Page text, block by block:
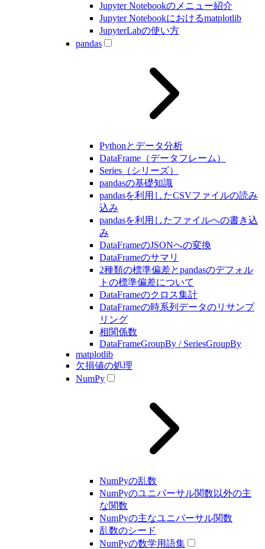
Jupyter Notebookのメニュー紹介
Jupyter Notebookにおけるmatplotlib
JupyterLabの使い方
pandas
Pythonとデータ分析
DataFrame（データフレーム）
Series（シリーズ）
pandasの基礎知識
pandasを利用したCSVファイルの読み
込み
pandasを利用したファイルへの書き込
み
DataFrameのJSONへの変換
DataFrameのサマリ
2種類の標準偏差とpandasのデフォル
トの標準偏差について
DataFrameのクロス集計
DataFrameの時系列データのリサンプ
リング
相関係数
DataFrameGroupBy / SeriesGroupBy
matplotlib
欠損値の処理
NumPy
NumPyの乱数
NumPyのユニバーサル関数以外の主
な関数
NumPyの主なユニバーサル関数
乱数のシード
NumPyの数学用語集